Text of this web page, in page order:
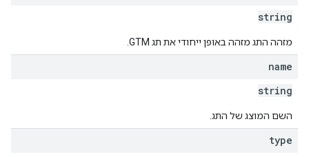
string
מזהה התג מזהה באופן ייחודי את תג GTM.
name
string
השם המוצג של התג.
type